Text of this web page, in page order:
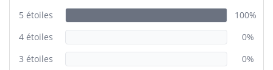
5 étoiles
100%
4 étoiles
0%
3 étoiles
0%